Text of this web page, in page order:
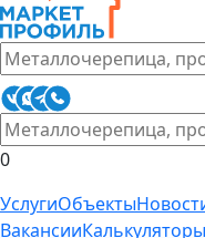
0
УслугиОбъекты
ВакансииКалькуляторы